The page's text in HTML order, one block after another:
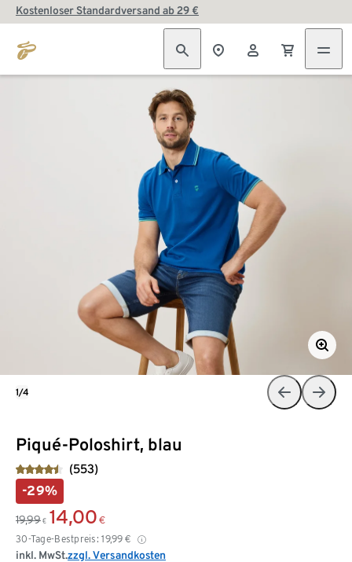
Kostenloser Standardversand ab 29 €
Piqué-Poloshirt, blau
(553)
-29%
19,99 € 14,00 €
30-Tage-Bestpreis: 19,99 €
inkl. MwSt.zzgl. Versandkosten
1/4